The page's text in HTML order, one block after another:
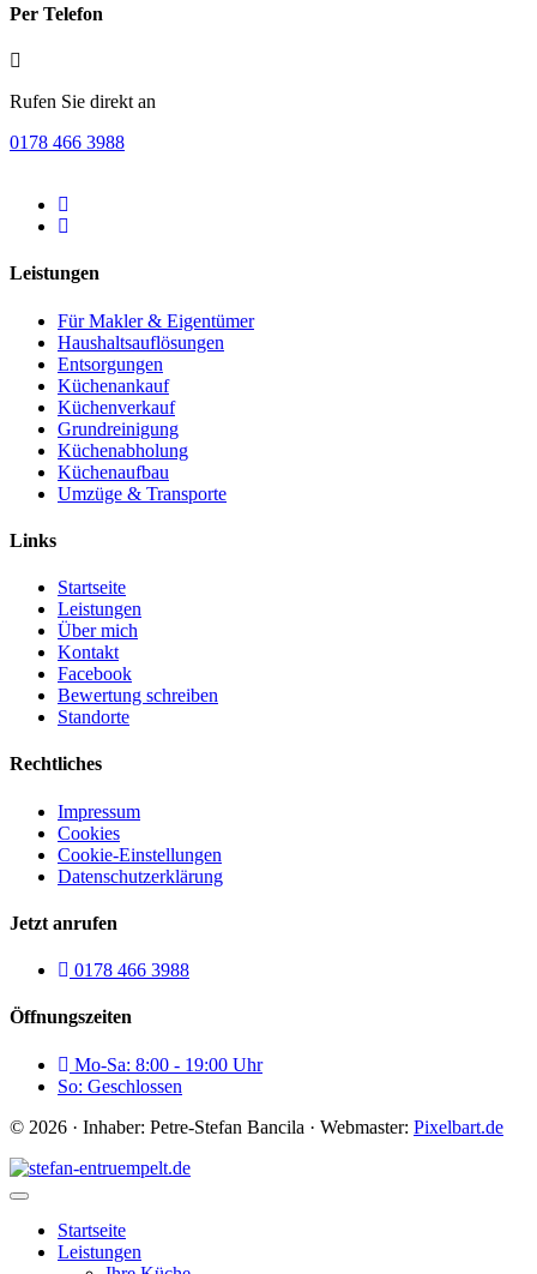
Per Telefon
Rufen Sie direkt an
0178 466 3988
Leistungen
Für Makler & Eigentümer
Haushaltsauflösungen
Entsorgungen
Küchenankauf
Küchenverkauf
Grundreinigung
Küchenabholung
Küchenaufbau
Umzüge & Transporte
Links
Startseite
Leistungen
Über mich
Kontakt
Facebook
Bewertung schreiben
Standorte
Rechtliches
Impressum
Cookies
Cookie-Einstellungen
Datenschutzerklärung
Jetzt anrufen
0178 466 3988
Öffnungszeiten
Mo-Sa: 8:00 - 19:00 Uhr
So: Geschlossen
© 2026 · Inhaber: Petre-Stefan Bancila · Webmaster: Pixelbart.de
Startseite
Leistungen